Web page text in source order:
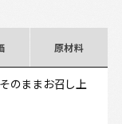
原材料
のままお召し上